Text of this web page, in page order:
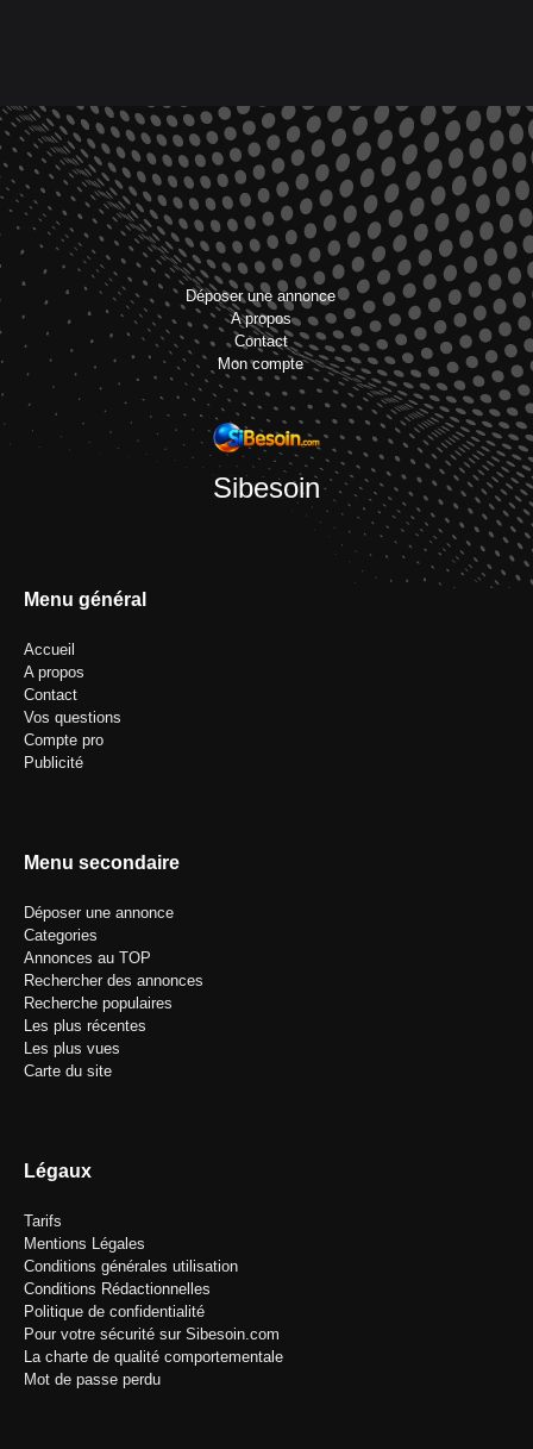
Déposer une annonce
A propos
Contact
Mon compte
Sibesoin
Menu général
Accueil
A propos
Contact
Vos questions
Compte pro
Publicité
Menu secondaire
Déposer une annonce
Categories
Annonces au TOP
Rechercher des annonces
Recherche populaires
Les plus récentes
Les plus vues
Carte du site
Légaux
Tarifs
Mentions Légales
Conditions générales utilisation
Conditions Rédactionnelles
Politique de confidentialité
Pour votre sécurité sur Sibesoin.com
La charte de qualité comportementale
Mot de passe perdu